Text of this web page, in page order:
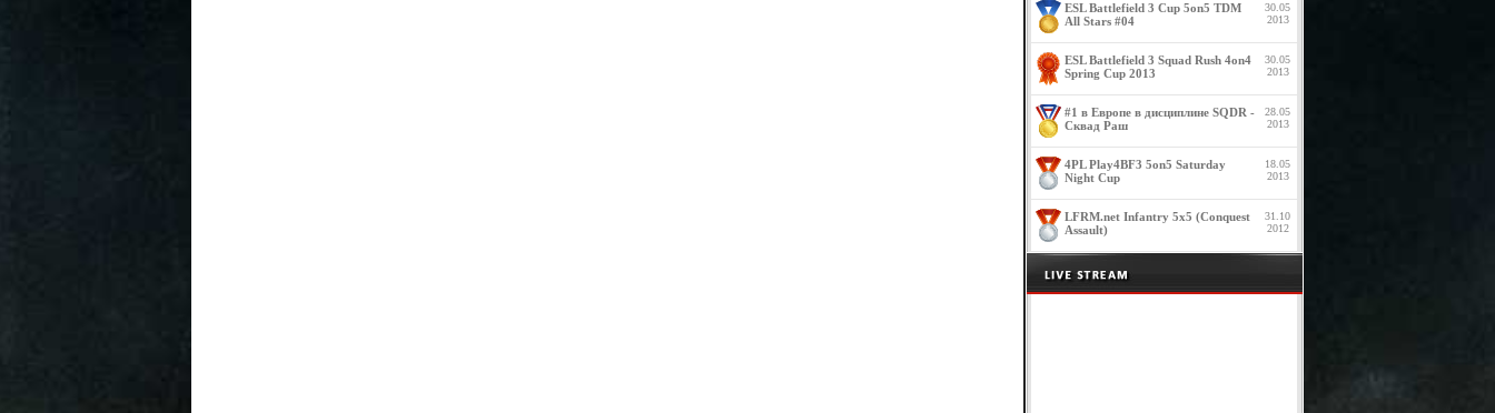
ESL Battlefield 3 Cup 5on5 TDM
All Stars #04
30.05
2013
ESL Battlefield 3 Squad Rush 4on4
Spring Cup 2013
30.05
2013
#1 в Европе в дисциплине SQDR -
Сквад Раш
28.05
2013
4PL Play4BF3 5on5 Saturday
Night Cup
18.05
2013
LFRM.net Infantry 5x5 (Conquest
Assault)
31.10
2012